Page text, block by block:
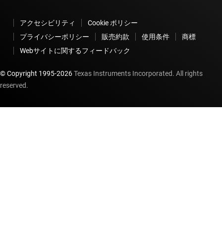
アクセシビリティ
Cookie ポリシー
プライバシーポリシー
販売約款 使用条件
商標
Webサイトに関するフィードバック
© Copyright 1995-2026Texas Instruments Incorporated. All rights
reserved.